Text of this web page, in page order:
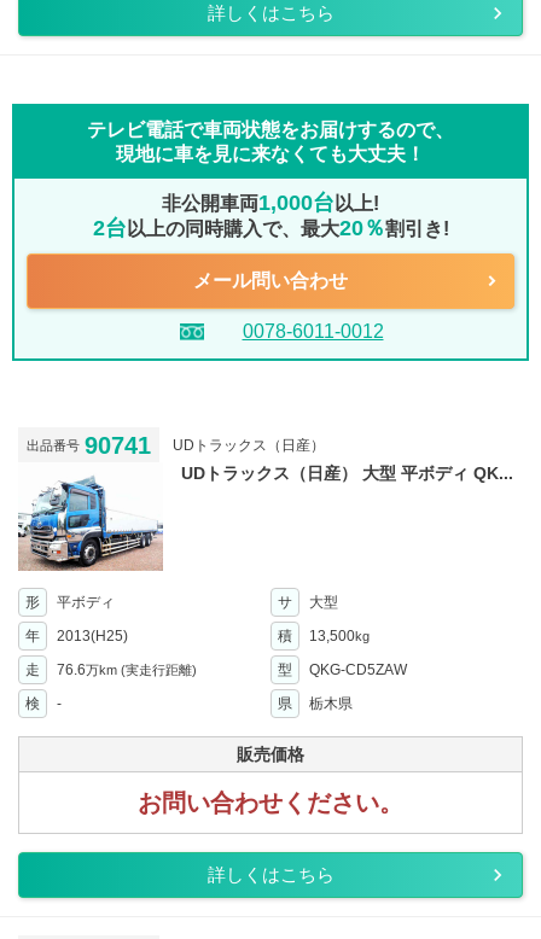
詳しくはこちら
テレビ電話で車両状態をお届けするので、
現地に車を見に来なくても大丈夫！
非公開車両1,000台 以上!
2台 以上の同時購入で、最大20％割引き!
メール問い合わせ
0078-6011-0012
出品番号 90741 UDトラックス（日産）
UDトラックス（日産） 大型 平ボディ QK...
形 平ボディ サ
大型
年
2013(H25) 積 13,500kg
走 76.6万km (実走行距離) 型
QKG-CD5ZAW
検
- 県 栃木県
販売価格
お問い合わせください。
詳しくはこちら